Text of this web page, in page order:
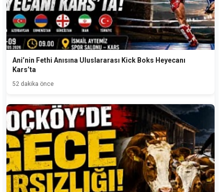
Ani’nin Fethi Anısına Uluslararası Kick Boks Heyecanı
Kars’ta
52 dakika önce